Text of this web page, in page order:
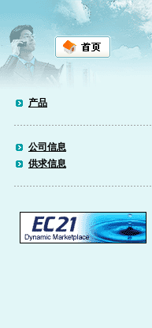
产品
公司信息
供求信息